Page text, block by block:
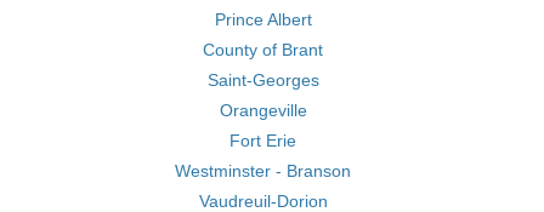
Prince Albert
County of Brant
Saint-Georges
Orangeville
Fort Erie
Westminster - Branson
Vaudreuil-Dorion